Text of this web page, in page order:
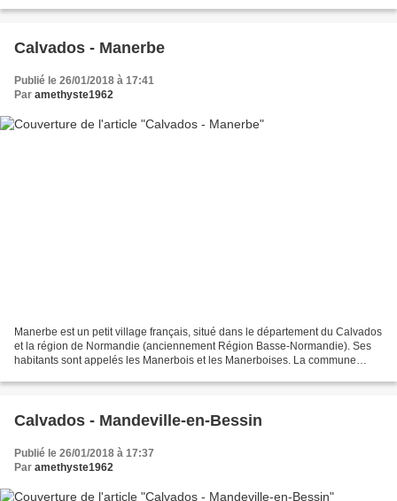
Calvados - Manerbe
Publié le 26/01/2018 à 17:41
Par amethyste1962
Manerbe est un petit village français, situé dans le département du Calvados
et la région de Normandie (anciennement Région Basse-Normandie). Ses
habitants sont appelés les Manerbois et les Manerboises. La commune
Calvados - Mandeville-en-Bessin
Publié le 26/01/2018 à 17:37
Par amethyste1962